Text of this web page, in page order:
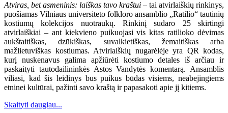
Atviras, bet asmeninis: laiškas tavo kraštui – tai atvirlaiškių rinkinys,
puošiamas Vilniaus universiteto folkloro ansamblio „Ratilio“ tautinių
kostiumų kolekcijos nuotraukų. Rinkinį sudaro 25 skirtingi
atvirlaiškiai – ant kiekvieno puikuojasi vis kitas ratilioko dėvimas
aukštaitiškas, dzūkiškas, suvalkietiškas, žemaitiškas arba
mažlietuviškas kostiumas. Atvirlaiškių nugarėlėje yra QR kodas,
kurį nuskenavus galima apžiūrėti kostiumo detales iš arčiau ir
paskaityti tautodailininkės Astos Vandytės komentarą. Ansamblis
viliasi, kad šis leidinys bus puikus būdas visiems, neabejingiems
etninei kultūrai, pažinti savo kraštą ir papasakoti apie jį kitiems.
Skaityti daugiau...